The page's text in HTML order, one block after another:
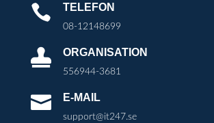
 TELEFON
08-12148699
 ORGANISATION
556944-3681
 E-MAIL
support@it247.se